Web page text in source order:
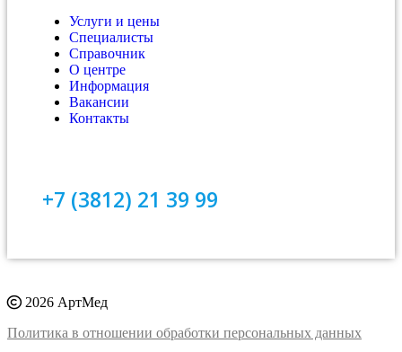
Услуги и цены
Специалисты
Справочник
О центре
Информация
Вакансии
Контакты
+7 (3812) 21 39 99
2026 АртМед
Политика в отношении обработки персональных данных